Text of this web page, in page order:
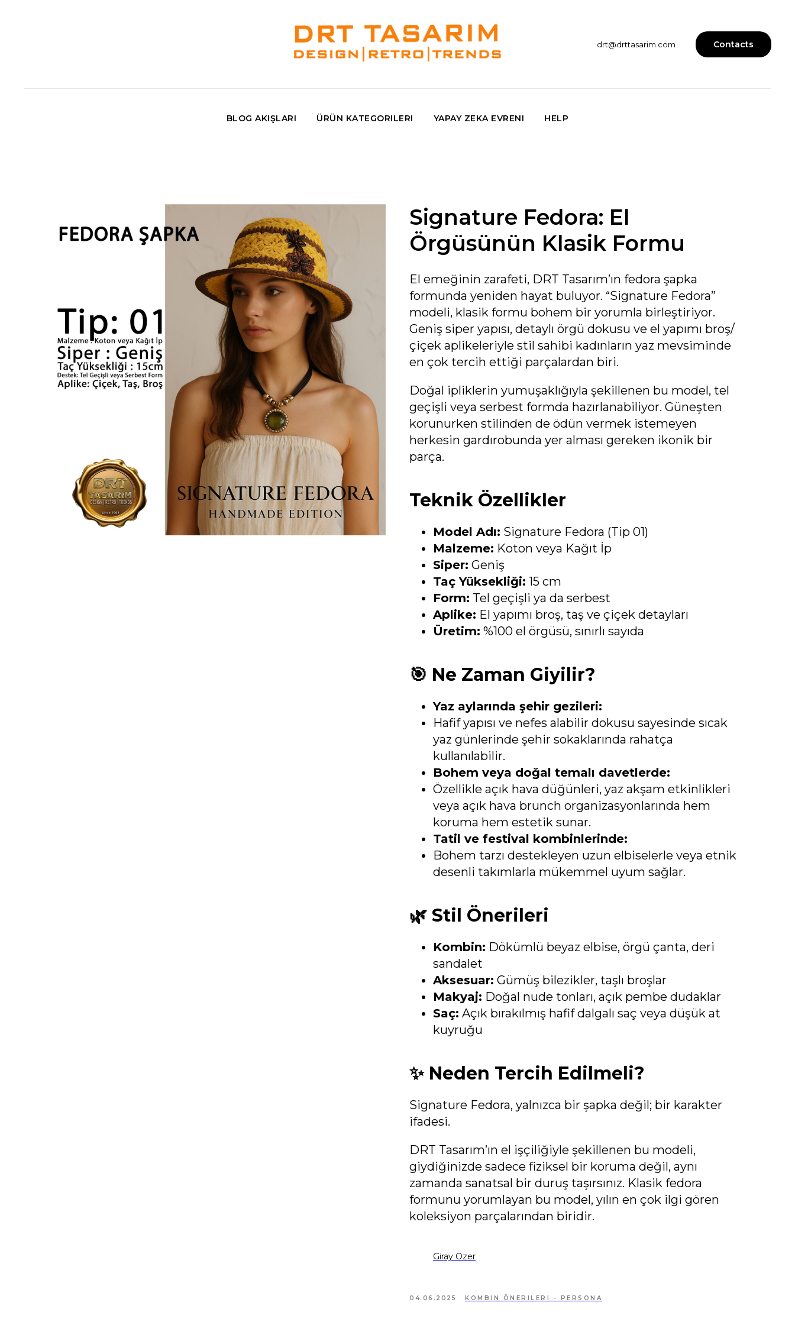
drt@drttasarim.com Contacts
BLOG AKIŞLARI ÜRÜN KATEGORILERI YAPAY ZEKA EVRENI HELP
Signature Fedora: El
Örgüsünün Klasik Formu
El emeğinin zarafeti, DRT Tasarım’ın fedora şapka
formunda yeniden hayat buluyor. “Signature Fedora”
modeli, klasik formu bohem bir yorumla birleştiriyor.
Geniş siper yapısı, detaylı örgü dokusu ve el yapımı broş/
çiçek aplikeleriyle stil sahibi kadınların yaz mevsiminde
en çok tercih ettiği parçalardan biri.
Doğal ipliklerin yumuşaklığıyla şekillenen bu model, tel
geçişli veya serbest formda hazırlanabiliyor. Güneşten
korunurken stilinden de ödün vermek istemeyen
herkesin gardırobunda yer alması gereken ikonik bir
parça.
Teknik Özellikler
Model Adı: Signature Fedora (Tip 01)
Malzeme: Koton veya Kağıt İp
Siper: Geniş
Taç Yüksekliği: 15 cm
Form: Tel geçişli ya da serbest
Aplike: El yapımı broş, taş ve çiçek detayları
Üretim: %100 el örgüsü, sınırlı sayıda
🎯 Ne Zaman Giyilir?
Yaz aylarında şehir gezileri:
Hafif yapısı ve nefes alabilir dokusu sayesinde sıcak
yaz günlerinde şehir sokaklarında rahatça
kullanılabilir.
Bohem veya doğal temalı davetlerde:
Özellikle açık hava düğünleri, yaz akşam etkinlikleri
veya açık hava brunch organizasyonlarında hem
koruma hem estetik sunar.
Tatil ve festival kombinlerinde:
Bohem tarzı destekleyen uzun elbiselerle veya etnik
desenli takımlarla mükemmel uyum sağlar.
🌿 Stil Önerileri
Kombin: Dökümlü beyaz elbise, örgü çanta, deri
sandalet
Aksesuar: Gümüş bilezikler, taşlı broşlar
Makyaj: Doğal nude tonları, açık pembe dudaklar
Saç: Açık bırakılmış hafif dalgalı saç veya düşük at
kuyruğu
✨ Neden Tercih Edilmeli?
Signature Fedora, yalnızca bir şapka değil; bir karakter
ifadesi.
DRT Tasarım’ın el işçiliğiyle şekillenen bu modeli,
giydiğinizde sadece fiziksel bir koruma değil, aynı
zamanda sanatsal bir duruş taşırsınız. Klasik fedora
formunu yorumlayan bu model, yılın en çok ilgi gören
koleksiyon parçalarından biridir.
Giray Özer
04.06.2025 KOMBIN ÖNERILERI - PERSONA